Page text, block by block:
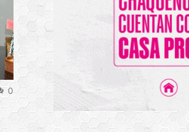
0